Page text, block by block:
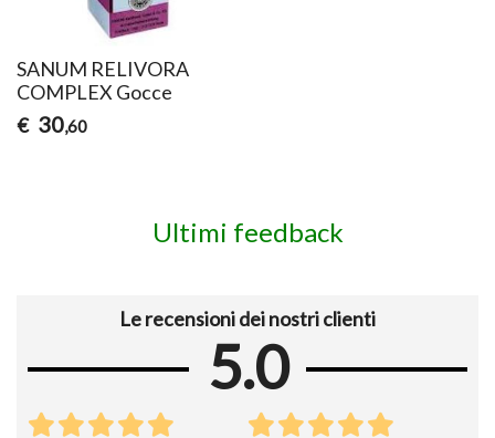
SANUM RELIVORA
COMPLEX Gocce
€ 30,60
Ultimi feedback
Le recensioni dei nostri clienti
5.0